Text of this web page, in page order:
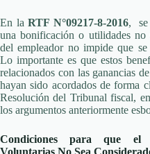
En laRTF N°09217-8-2016, se
una bonificación o utilidades no
del empleador no impide que
Lo importante es que estos
relacionados con las ganancias
hayan sido acordados de forma
Resolución del Tribunal fiscal,
los argumentos anteriormente
Condiciones para que el
Voluntarias No Sea